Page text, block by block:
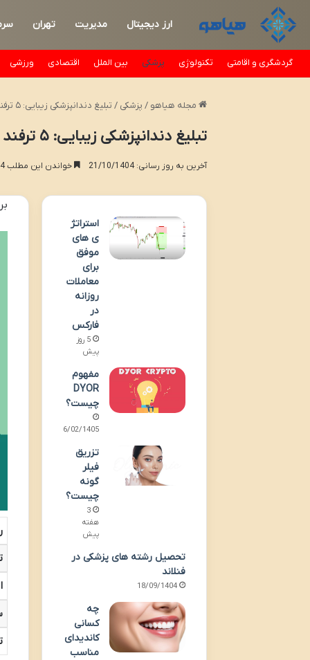
ارز دیجیتال مدیریت تهران
گردشگری و اقامتی تکنولوژی پزشکی بین الملل اقتصادی ورزشی
مجله هیاهو / پزشکی / تبلیغ دندانپزشکی زیبایی: ۵ ترفند جذب بیمار + (تضمینی)
تبلیغ دندانپزشکی زیبایی: ۵ ترفند جذب بیمار + (تضمینی)
آخرین به روز رسانی: 21/10/1404 خواندن این مطلب 4 دقیقه زمان میبرد
استراتژ
ی های
موفق
برای
معاملات
روزانه
در
فارکس
5 روز
پیش
مفهوم
DYOR
چیست؟
16/02/1405
تزریق
فیلر
گونه
چیست؟
3
هفته
پیش
تحصیل رشته های پزشکی در
فنلاند
18/09/1404
چه
کسانی
کاندیدای
مناسب